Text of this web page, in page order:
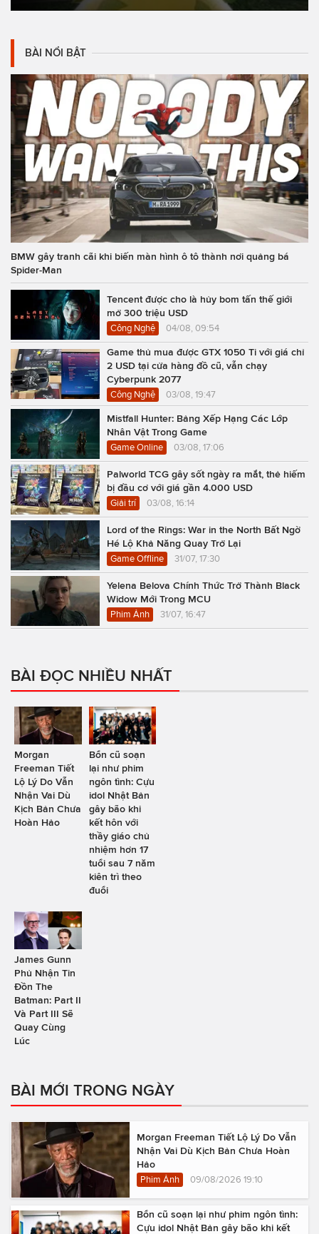
BÀI NỔI BẬT
BMW gây tranh cãi khi biến màn hình ô tô thành nơi quảng bá
Spider-Man
Tencent được cho là hủy bom tấn thế giới
mở 300 triệu USD
Công Nghệ 04/08, 09:54
Game thủ mua được GTX 1050 Ti với giá chỉ
2 USD tại cửa hàng đồ cũ, vẫn chạy
Cyberpunk 2077
Công Nghệ 03/08, 19:47
Mistfall Hunter: Bảng Xếp Hạng Các Lớp
Nhân Vật Trong Game
Game Online 03/08, 17:06
Palworld TCG gây sốt ngày ra mắt, thẻ hiếm
bị đầu cơ với giá gần 4.000 USD
Giải trí 03/08, 16:14
Lord of the Rings: War in the North Bất Ngờ
Hé Lộ Khả Năng Quay Trở Lại
Game Offline 31/07, 17:30
Yelena Belova Chính Thức Trở Thành Black
Widow Mới Trong MCU
Phim Ảnh 31/07, 16:47
BÀI ĐỌC NHIỀU NHẤT
Morgan
Freeman Tiết
Lộ Lý Do Vẫn
Nhận Vai Dù
Kịch Bản Chưa
Hoàn Hảo
Bổn cũ soạn
lại như phim
ngôn tình: Cựu
idol Nhật Bản
gây bão khi
kết hôn với
thầy giáo chủ
nhiệm hơn 17
tuổi sau 7 năm
kiên trì theo
đuổi
James Gunn
Phủ Nhận Tin
Đồn The
Batman: Part II
Và Part III Sẽ
Quay Cùng
Lúc
BÀI MỚI TRONG NGÀY
Morgan Freeman Tiết Lộ Lý Do Vẫn
Nhận Vai Dù Kịch Bản Chưa Hoàn
Hảo
Phim Ảnh 09/08/2026 19:10
Bổn cũ soạn lại như phim ngôn tình:
Cựu idol Nhật Bản gây bão khi kết